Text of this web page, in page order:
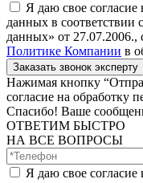
Я даю свое
данных в
данных» от 27.07.2006.,
Политике Компании в
Заказать звонок эксперту
Нажимая кнопку
согласие на обработку
Спасибо! Ваше
ОТВЕТИМ БЫСТРО
НА ВСЕ ВОПРОСЫ
Я даю свое